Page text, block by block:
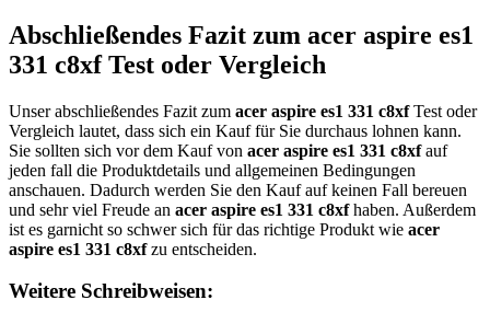
Abschließendes Fazit zum acer aspire es1
331 c8xfTest oder Vergleich
Unser abschließendes Fazit zum acer aspire es1 331 c8xfTest oder
Vergleich lautet, dass sich ein Kauf für Sie durchaus lohnen kann.
Sie sollten sich vor dem Kauf von acer aspire es1 331 c8xfauf
jeden fall die Produktdetails und allgemeinen Bedingungen
anschauen. Dadurch werden Sie den Kauf auf keinen Fall bereuen
und sehr viel Freude an acer aspire es1 331 c8xfhaben. Außerdem
ist es garnicht so schwer sich für das richtige Produkt wie acer
aspire es1 331 c8xfzu entscheiden.
Weitere Schreibweisen: